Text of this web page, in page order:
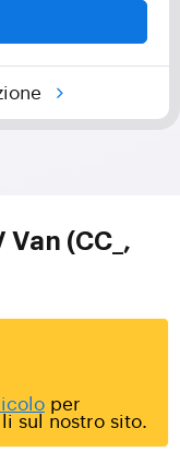
(CC_,
per
sul nostro sito.